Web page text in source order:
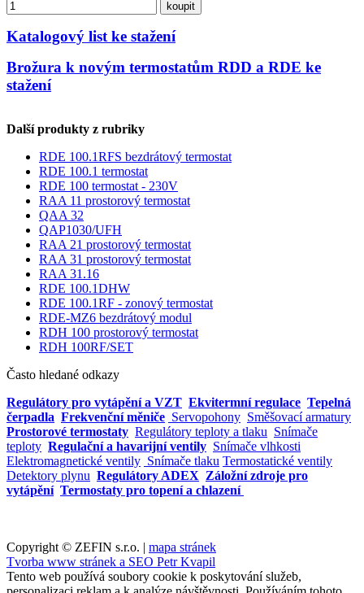
koupit
Katalogový list ke stažení
Brožura k novým termostatům RDD a RDE ke
stažení
Další produkty z rubriky
RDE 100.1RFS bezdrátový termostat
RDE 100.1 termostat
RDE 100 termostat - 230V
RAA 11 prostorový termostat
QAA 32
QAP1030/UFH
RAA 21 prostorový termostat
RAA 31 prostorový termostat
RAA 31.16
RDE 100.1DHW
RDE 100.1RF - zonový termostat
RDE-MZ6 bezdrátový modul
RDH 100 prostorový termostat
RDH 100RF/SET
Často hledané odkazy
Regulátory pro vytápění a VZT Ekvitermní regulace Tepelná
čerpadla Frekvenční měniče Servopohony Směšovací armatury
Prostorové termostaty Regulátory teploty a tlaku Snímače
teploty Regulační a havarijní ventily Snímače vlhkosti
Elektromagnetické ventily Snímače tlaku Termostatické ventily
Detektory plynu Regulátory ADEX Záložní zdroje pro
vytápění Termostaty pro topení a chlazení
Copyright © ZEFIN s.r.o. | mapa stránek
Tvorba www stránek a SEO Petr Kvapil
Tento web používá soubory cookie k poskytování služeb,